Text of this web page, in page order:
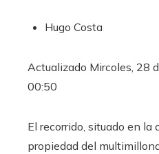
Hugo Costa
Actualizado Mircoles, 28
00:50
El recorrido, situado en la
propiedad del